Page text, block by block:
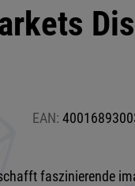
EAN:
faszinierende